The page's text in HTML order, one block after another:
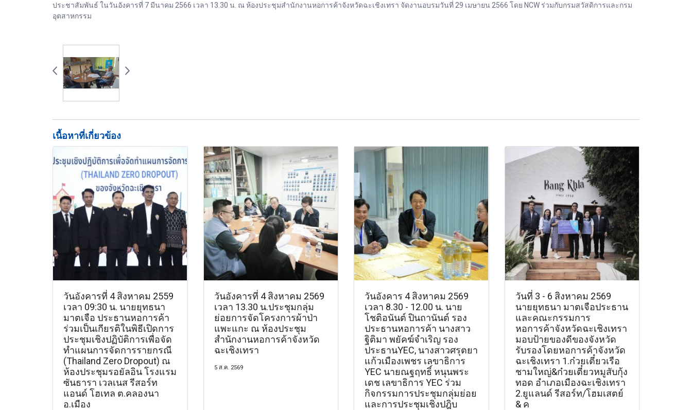
ประชาสัมพันธ์ ในวันอังคารที่ 7 มีนาคม 2566 เวลา 13.30 น. ณ ห้องประชุมสำนักงานหอการค้าจังหวัดฉะเชิงเทรา จัดงานอบรมวันที่ 29 เมษายน 2566 โดย NCW ร่วมกับกรมสวัสดิการและกรม
อุตสาหกรรม
เนื้อหาที่เกี่ยวข้อง
วันอังคารที่ 4 สิงหาคม 2559
เวลา 09:30 น. นายยุทธนา
มาตเจือ ประธานหอการค้า
ร่วมเป็นเกียรติในพิธีเปิดการ
ประชุมเชิงปฏิบัติการเพื่อจัด
ทำแผนการจัดการรายกรณี
(Thailand Zero Dropout) ณ
ห้องประชุมรอยัลอิน โรงแรม
ซันธารา เวลเนส รีสอร์ท
แอนด์ โฮเทล ต.คลองนา
อ.เมือง
วันอังคารที่ 4 สิงหาคม 2569
เวลา 13.30 น.ประชุมกลุ่ม
ย่อยการจัดโครงการผ้าป่า
แพะแกะ ณ ห้องประชุม
สำนักงานหอการค้าจังหวัด
ฉะเชิงเทรา
5 ส.ค. 2569
วันอังคาร 4 สิงหาคม 2569
เวลา 8.30 - 12.00 น. นาย
โชติอนันต์ ปินถานันต์ รอง
ประธานหอการค้า นางสาว
ฐิติมา พยัคฆ์จำเริญ รอง
ประธานYEC, นางสาวศรุตยา
แก้วเมืองเพชร เลขาธิการ
YEC นายณฐฤทธิ์ หนุนพระ
เดช เลขาธิการ YEC ร่วม
กิจกรรมการประชุมกลุ่มย่อย
และการประชุมเชิงปฎิบ
วันที่ 3 - 6 สิงหาคม 2569
นายยุทธนา มาตเจือประธาน
และคณะกรรมการ
หอการค้าจังหวัดฉะเชิงเทรา
มอบป้ายของดีของจังหวัด
รับรองโดยหอการค้าจังหวัด
ฉะเชิงเทรา 1.ก๋วยเตี๋ยวเรือ
ชามใหญ่&ก๋วยเตี๋ยวหมูสับกุ้ง
ทอด อำเภอเมืองฉะเชิงเทรา
2.ยูแลนด์ รีสอร์ท/โฮมเสตย์
& ค